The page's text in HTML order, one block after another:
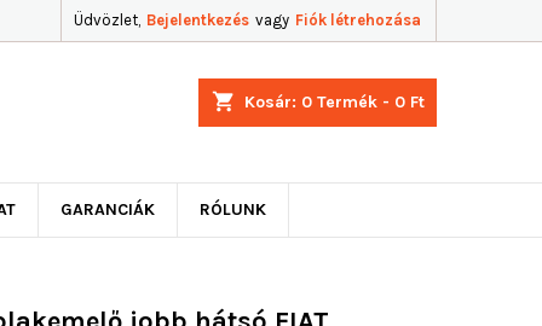
Üdvözlet, Bejelentkezés vagy Fiók létrehozása
shopping_cart Kosár: 0 Termék - 0 Ft
GARANCIÁK RÓLUNK